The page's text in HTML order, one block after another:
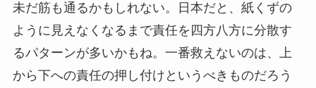
未だ筋も通るかもしれない。日本だと、紙くずの
ように見えなくなるまで責任を四方八方に分散す
るパターンが多いかもね。一番救えないのは、上
から下への責任の押し付けというべきものだろう